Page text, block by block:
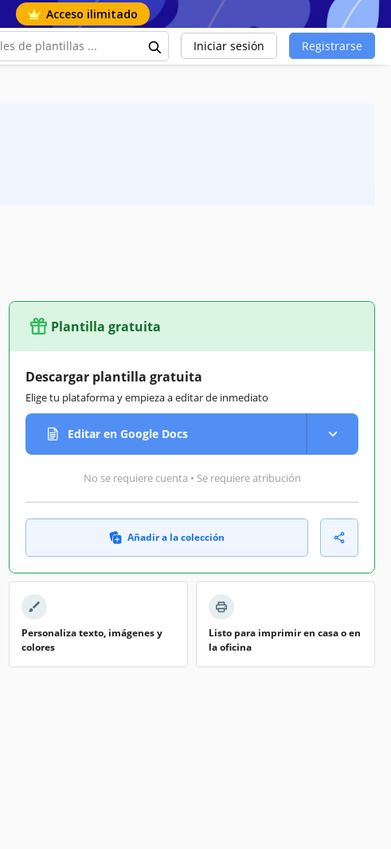
Acceso ilimitado
Iniciar sesión Registrarse
Plantilla gratuita
Descargar plantilla gratuita
Elige tu plataforma y empieza a editar de inmediato
Editar en Google Docs
No se requiere cuenta • Se requiere atribución
Añadir a la colección
Personaliza texto, imágenes y
colores
Listo para imprimir en casa o en
la oficina